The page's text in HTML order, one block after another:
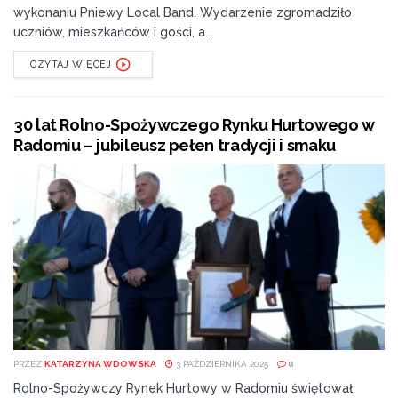
wykonaniu Pniewy Local Band. Wydarzenie zgromadziło
uczniów, mieszkańców i gości, a...
CZYTAJ WIĘCEJ
30 lat Rolno-Spożywczego Rynku Hurtowego w
Radomiu – jubileusz pełen tradycji i smaku
PRZEZ KATARZYNA WDOWSKA 3 PAŹDZIERNIKA 2025 0
Rolno-Spożywczy Rynek Hurtowy w Radomiu świętował